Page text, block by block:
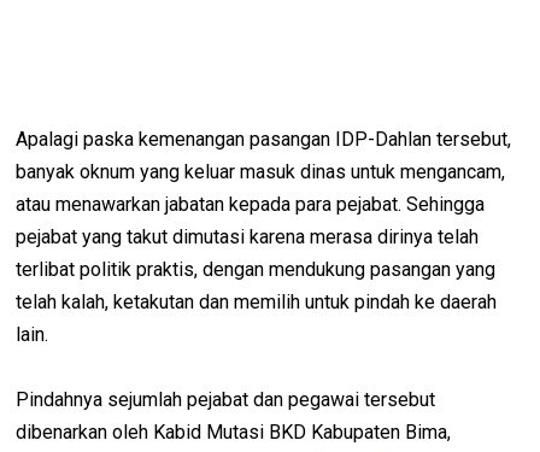
Apalagi paska kemenangan pasangan IDP-Dahlan tersebut,
banyak oknum yang keluar masuk dinas untuk mengancam,
atau menawarkan jabatan kepada para pejabat. Sehingga
pejabat yang takut dimutasi karena merasa dirinya telah
terlibat politik praktis, dengan mendukung pasangan yang
telah kalah, ketakutan dan memilih untuk pindah ke daerah
lain.
Pindahnya sejumlah pejabat dan pegawai tersebut
dibenarkan oleh Kabid Mutasi BKD Kabupaten Bima,